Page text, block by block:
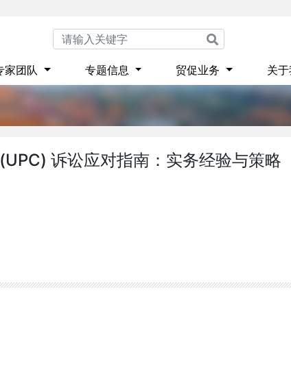
家团队 专题信息 贸促业务 关
诉讼应对指南：实务经验与策略